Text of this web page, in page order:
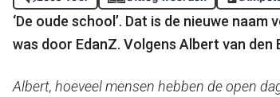
‘De oude school’. Dat is de nieuwe
was door EdanZ. Volgens Albert van
Albert, hoeveel mensen hebben de open